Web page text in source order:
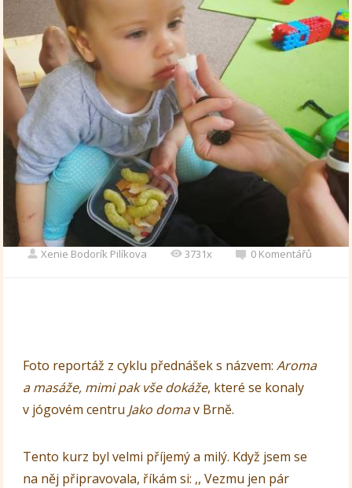
Xenie Bodorík Pilíkova 3731x 0 Komentářů
Foto reportáž z cyklu přednášek s názvem:Aroma
a masáže, mimi pak vše dokáže, které se konaly
v jógovém centru Jako domav Brně.
Tento kurz byl velmi příjemý a milý. Když jsem se
na něj připravovala, říkám si: ,, Vezmu jen pár